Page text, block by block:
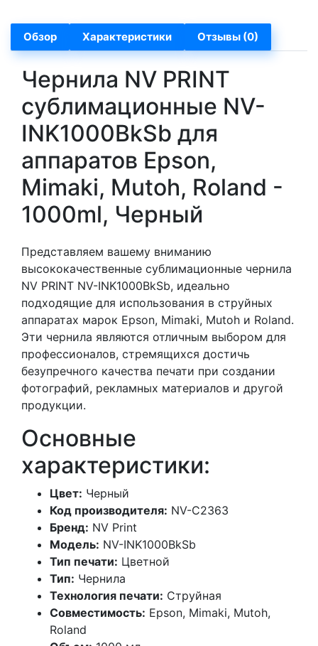
Обзор Характеристики Отзывы (0)
Чернила NV PRINT
сублимационные NV-
INK1000BkSb для
аппаратов Epson,
Mimaki, Mutoh, Roland -
1000ml, Черный
Представляем вашему вниманию
высококачественные сублимационные чернила
NV PRINT NV-INK1000BkSb, идеально
подходящие для использования в струйных
аппаратах марок Epson, Mimaki, Mutoh и Roland.
Эти чернила являются отличным выбором для
профессионалов, стремящихся достичь
безупречного качества печати при создании
фотографий, рекламных материалов и другой
продукции.
Основные
характеристики:
Цвет: Черный
Код производителя: NV-C2363
Бренд: NV Print
Модель: NV-INK1000BkSb
Тип печати: Цветной
Тип: Чернила
Технология печати: Струйная
Совместимость: Epson, Mimaki, Mutoh,
Roland